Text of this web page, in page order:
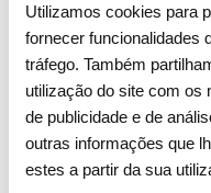
Utilizamos cookies para
fornecer funcionalidades
tráfego. Também
utilização do site com os
de publicidade e de
outras informações que
estes a partir da sua
impacto social real do
primeiro classificado é
mil euros, ao segundo
euros.
Mais informação em:
PT/sustentabilidade/